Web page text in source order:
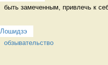
быть замеченным, привлечь к
Лошидзэ
обзывательство